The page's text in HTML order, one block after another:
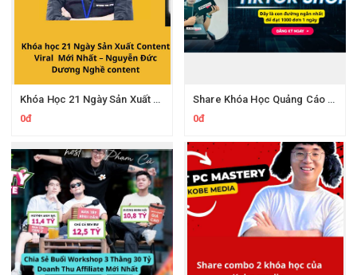
Khóa Học 21 Ngày Sản Xuất Content Viral Cùng Nghề Content
0đ
Share Khóa Học Quảng Cáo Tiktok Shop Phương Pháp 3R Của Phan Đức Nho
0đ